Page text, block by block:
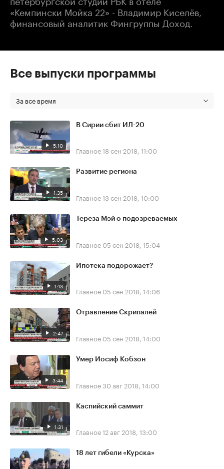
«Кемпински Мойка 22» - Владимир Киселёв,
финансовый аналитик Фингруппы Доход.
Все выпуски программы
За все время
5:10
В Сирии сбит ИЛ-20
Главное18 сен 2018, 11:00
1:35
Развитие региона
Главное13 сен 2018, 10:00
5:03
Тереза Мэй о подозреваемых
Главное 05 сен 2018, 15:04
1:13
Ипотека подорожает?
Главное 05 сен 2018, 14:06
2:47
Отравление Скрипалей
Главное 05 сен 2018, 14:00
3:44
Умер Иосиф Кобзон
Главное30 авг 2018, 14:00
1:31
Каспийский саммит
Главное12 авг 2018, 13:00
18 лет гибели «Курска»